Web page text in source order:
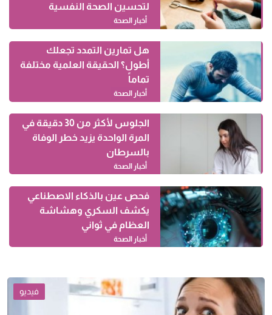
لتحسين الصحة النفسية
أخبار الصحة
هل تمارين التمدد تجعلك
أطول؟ الحقيقة العلمية مختلفة
تماماً
أخبار الصحة
الجلوس لأكثر من 30 دقيقة في
المرة الواحدة يزيد خطر الوفاة
بالسرطان
أخبار الصحة
فحص عين بالذكاء الاصطناعي
يكشف السكري وهشاشة
العظام في ثواني
أخبار الصحة
فيديو